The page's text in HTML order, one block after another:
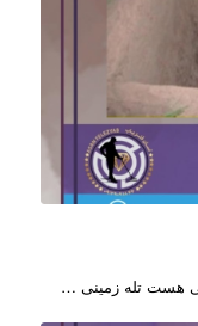
هست تله زمینی …